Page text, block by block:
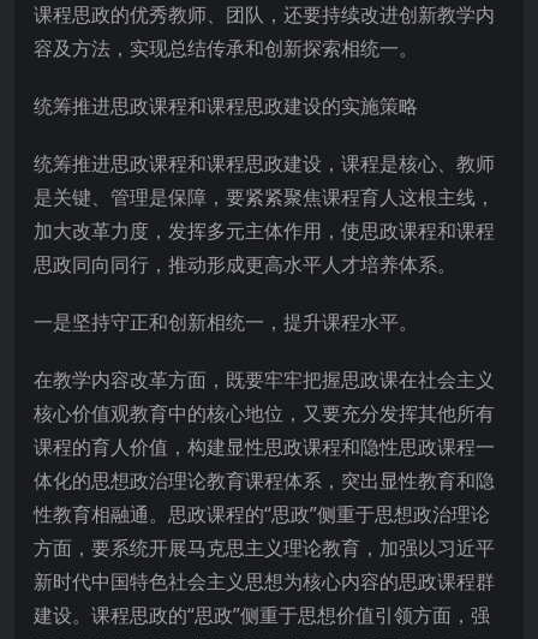
课程思政的优秀教师、团队，还要持续改进创新教学内
容及方法，实现总结传承和创新探索相统一。
统筹推进思政课程和课程思政建设的实施策略
统筹推进思政课程和课程思政建设，课程是核心、教师
是关键、管理是保障，要紧紧聚焦课程育人这根主线，
加大改革力度，发挥多元主体作用，使思政课程和课程
思政同向同行，推动形成更高水平人才培养体系。
一是坚持守正和创新相统一，提升课程水平。
在教学内容改革方面，既要牢牢把握思政课在社会主义
核心价值观教育中的核心地位，又要充分发挥其他所有
课程的育人价值，构建显性思政课程和隐性思政课程一
体化的思想政治理论教育课程体系，突出显性教育和隐
性教育相融通。思政课程的“思政”侧重于思想政治理论
方面，要系统开展马克思主义理论教育，加强以习近平
新时代中国特色社会主义思想为核心内容的思政课程群
建设。课程思政的“思政”侧重于思想价值引领方面，强